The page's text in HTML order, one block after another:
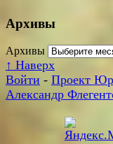
Архивы
Архивы
↑ Наверх
Войти - Проект
Александр